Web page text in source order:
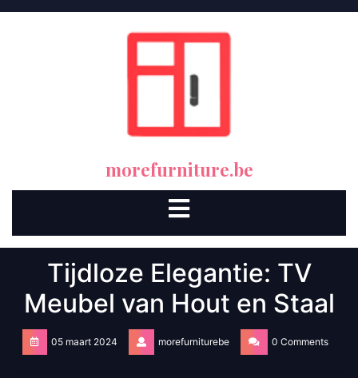
morefurniture.be
Open
Button
Tijdloze Elegantie: TV
Meubel van Hout en Staal
05 maart 2024 morefurniturebe 0 Comments